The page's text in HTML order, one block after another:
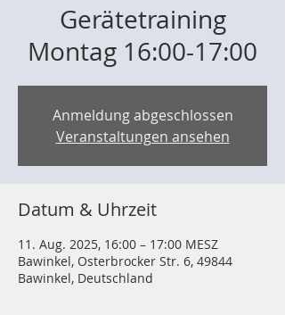
Gerätetraining
Montag 16:00-17:00
Anmeldung abgeschlossen
Veranstaltungen ansehen
Datum & Uhrzeit
11. Aug. 2025, 16:00 – 17:00 MESZ
Bawinkel, Osterbrocker Str. 6, 49844
Bawinkel, Deutschland